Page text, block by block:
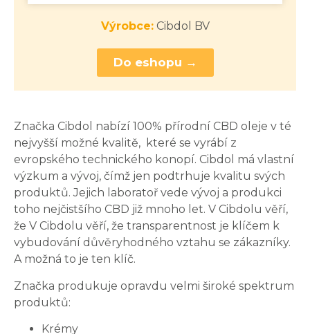
Výrobce:Cibdol BV
Do eshopu →
Značka Cibdol nabízí 100% přírodní CBD oleje v té
nejvyšší možné kvalitě, které se vyrábí z
evropského technického konopí. Cibdol má vlastní
výzkum a vývoj, čímž jen podtrhuje kvalitu svých
produktů. Jejich laboratoř vede vývoj a produkci
toho nejčistšího CBD již mnoho let. V Cibdolu věří,
že V Cibdolu věří, že transparentnost je klíčem k
vybudování důvěryhodného vztahu se zákazníky.
A možná to je ten klíč.
Značka produkuje opravdu velmi široké spektrum
produktů:
Krémy